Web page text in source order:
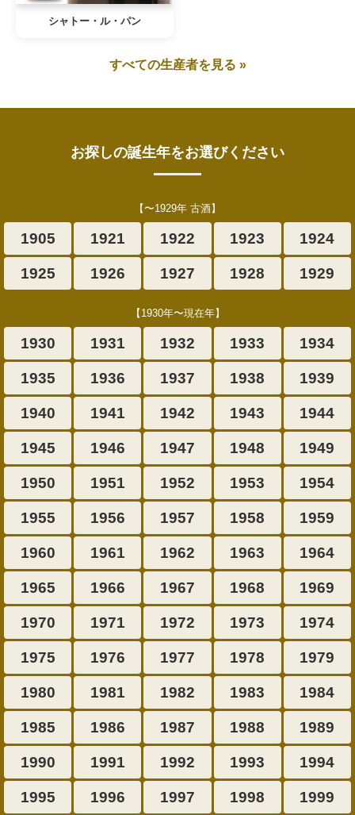
シャトー・ル・パン
すべての生産者を見る »
お探しの誕生年をお選びください
【〜1929年 古酒】
1905 1921 1922 1923 1924
1925 1926 1927 1928 1929
【1930年〜現在年】
1930 1931 1932 1933 1934
1935 1936 1937 1938 1939
1940 1941 1942 1943 1944
1945 1946 1947 1948 1949
1950 1951 1952 1953 1954
1955 1956 1957 1958 1959
1960 1961 1962 1963 1964
1965 1966 1967 1968 1969
1970 1971 1972 1973 1974
1975 1976 1977 1978 1979
1980 1981 1982 1983 1984
1985 1986 1987 1988 1989
1990 1991 1992 1993 1994
1995 1996 1997 1998 1999